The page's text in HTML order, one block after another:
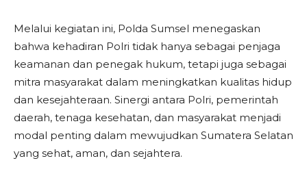
Melalui kegiatan ini, Polda Sumsel menegaskan
bahwa kehadiran Polri tidak hanya sebagai penjaga
keamanan dan penegak hukum, tetapi juga sebagai
mitra masyarakat dalam meningkatkan kualitas hidup
dan kesejahteraan. Sinergi antara Polri, pemerintah
daerah, tenaga kesehatan, dan masyarakat menjadi
modal penting dalam mewujudkan Sumatera Selatan
yang sehat, aman, dan sejahtera.